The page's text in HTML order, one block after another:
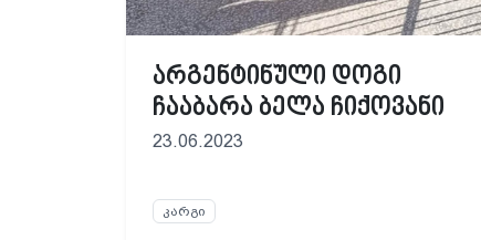
არგენტინული დოგი
ჩააბარა ბელა ჩიქოვანი
23.06.2023
კარგი